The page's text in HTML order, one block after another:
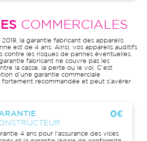
COMMERCIALES
2019, la garantie fabricant des appareils
est de 4 ans. Ainsi, vos appareils auditifs
contre les risques de pannes éventuelles.
fabricant ne couvre pas les
la casse, la perte ou le vol. C’est
d’une garantie commerciale
recommandée et peut s’avérer
0€
4 ans pour l'assurance des vices